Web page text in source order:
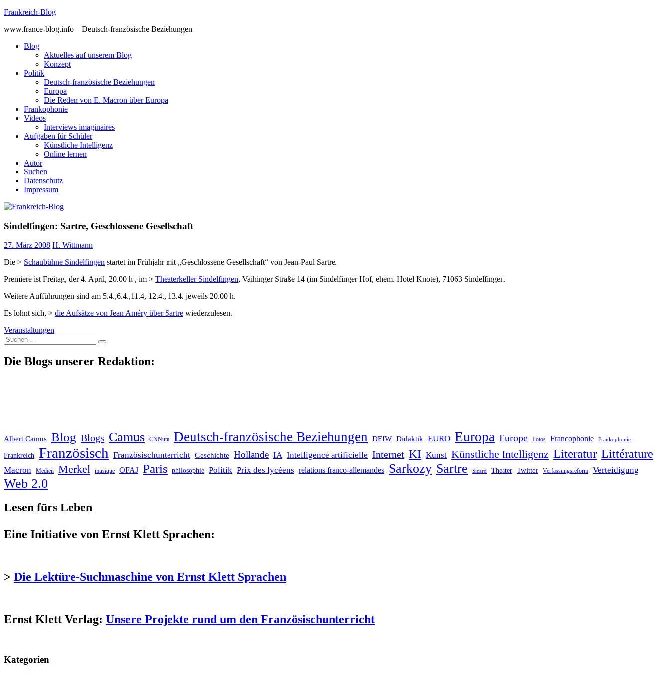
Skip
content
Frankreich-Blog
www.france-blog.info – Deutsch-französische Beziehungen
Blog
Aktuelles auf unserem Blog
Konzept
Politik
Deutsch-französische Beziehungen
Europa
Die Reden von E. Macron über Europa
Frankophonie
Videos
Interviews imaginaires
Aufgaben für Schüler
Künstliche Intelligenz
Online lernen
Autor
Suchen
Datenschutz
Impressum
Sindelfingen: Sartre, Geschlossene Gesellschaft
27. März 2008 H. Wittmann
Die > Schaubühne Sindelfingen startet im Frühjahr mit „Geschlossene Gesellschaft“ von Jean-Paul Sartre.
Premiere ist Freitag, der 4. April, 20.00 h , im > Theaterkeller Sindelfingen, Vaihinger Straße 14 (im Sindelfinger Hof, ehem. Hotel Knote), 71063 Sindelfingen.
Weitere Aufführungen sind am 5.4.,6.4.,11.4, 12.4., 13.4. jeweils 20.00 h.
Es lohnt sich, > die Aufsätze von Jean Améry über Sartre wiederzulesen.
Veranstaltungen
Suche
nach:
Die Blogs unserer Redaktion:
Albert Camus Blog Blogs Camus CNNum Deutsch-französische Beziehungen DFJW Didaktik EURO Europa Europe Fotos Francophonie Frankophonie
Frankreich Französisch Französischunterricht Geschichte Hollande IA Intelligence artificielle Internet KI Kunst Künstliche Intelligenz Literatur Littérature
Macron Medien Merkel musique OFAJ Paris philosophie Politik Prix des lycéens relations franco-allemandes Sarkozy Sartre Sicard Theater Twitter Verfassungsreform Verteidigung
Web 2.0
Lesen fürs Leben
Eine Initiative von Ernst Klett Sprachen:
> Die Lektüre-Suchmaschine von Ernst Klett Sprachen
Ernst Klett Verlag: Unsere Projekte rund um den Französischunterricht
Kategorien